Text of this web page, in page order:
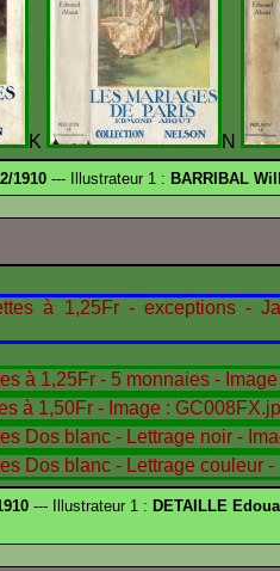
K N
1910 --- Illustrateur 1 : BARRIBAL
--- Illustrateur 1 : DETAILLE